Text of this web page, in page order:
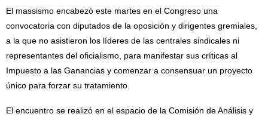
El massismo encabezó este martes en el Congreso una
convocatoria con diputados de la oposición y dirigentes gremiales,
a la que no asistieron los líderes de las centrales sindicales ni
representantes del oficialismo, para manifestar sus críticas al
Impuesto a las Ganancias y comenzar a consensuar un proyecto
único para forzar su tratamiento.
El encuentro se realizó en el espacio de la Comisión de Análisis y